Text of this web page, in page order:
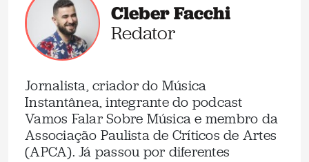
Cleber Facchi
Redator
Jornalista, criador do Música
Instantânea, integrante do podcast
Vamos Falar Sobre Música e membro da
Associação Paulista de Críticos de Artes
(APCA). Já passou por diferentes